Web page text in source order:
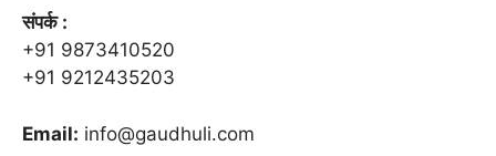
संपर्क :
+91 9873410520
+91 9212435203
Email: moc.iluhduag
@ofni